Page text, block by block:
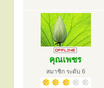
คุณเพชร
สมาชิก ระดับ 6